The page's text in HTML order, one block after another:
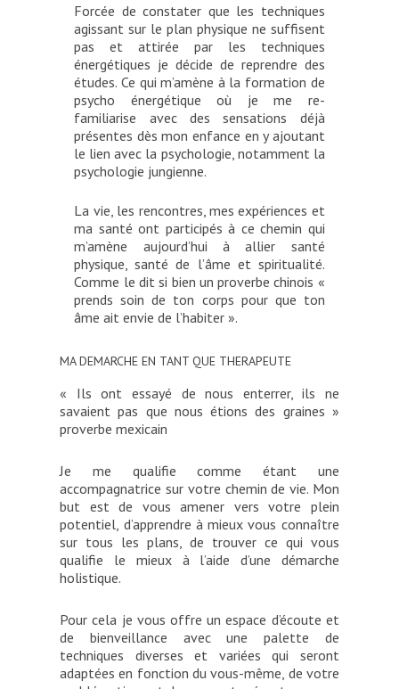
Forcée de constater que les techniques
agissant sur le plan physique ne suffisent
pas et attirée par les techniques
énergétiques je décide de reprendre des
études. Ce qui m’amène à la formation de
psycho énergétique où je me re-
familiarise avec des sensations déjà
présentes dès mon enfance en y ajoutant
le lien avec la psychologie, notamment la
psychologie jungienne.
La vie, les rencontres, mes expériences et
ma santé ont participés à ce chemin qui
m’amène aujourd’hui à allier santé
physique, santé de l’âme et spiritualité.
Comme le dit si bien un proverbe chinois «
prends soin de ton corps pour que ton
âme ait envie de l’habiter ».
MA DEMARCHE EN TANT QUE THERAPEUTE
« Ils ont essayé de nous enterrer, ils ne
savaient pas que nous étions des graines »
proverbe mexicain
Je me qualifie comme étant une
accompagnatrice sur votre chemin de vie. Mon
but est de vous amener vers votre plein
potentiel, d’apprendre à mieux vous connaître
sur tous les plans, de trouver ce qui vous
qualifie le mieux à l’aide d’une démarche
holistique.
Pour cela je vous offre un espace d’écoute et
de bienveillance avec une palette de
techniques diverses et variées qui seront
adaptées en fonction du vous-même, de votre